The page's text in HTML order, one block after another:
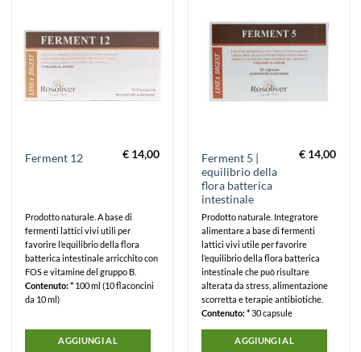
Ferment 12 €14,00
Prodotto naturale. A base di
fermenti lattici vivi utili per
favorire l’equilibrio della flora
batterica intestinale arricchito con
FOS e vitamine del gruppo B.
Contenuto: * 100 ml (10 flaconcini
da 10 ml)
AGGIUNGI AL
Ferment 5 |
equilibrio della
flora batterica
intestinale
€14,00
Prodotto naturale. Integratore
alimentare a base di fermenti
lattici vivi utile per favorire
l’equilibrio della flora batterica
intestinale che può risultare
alterata da stress, alimentazione
scorretta e terapie antibiotiche.
Contenuto: *30 capsule
AGGIUNGI AL